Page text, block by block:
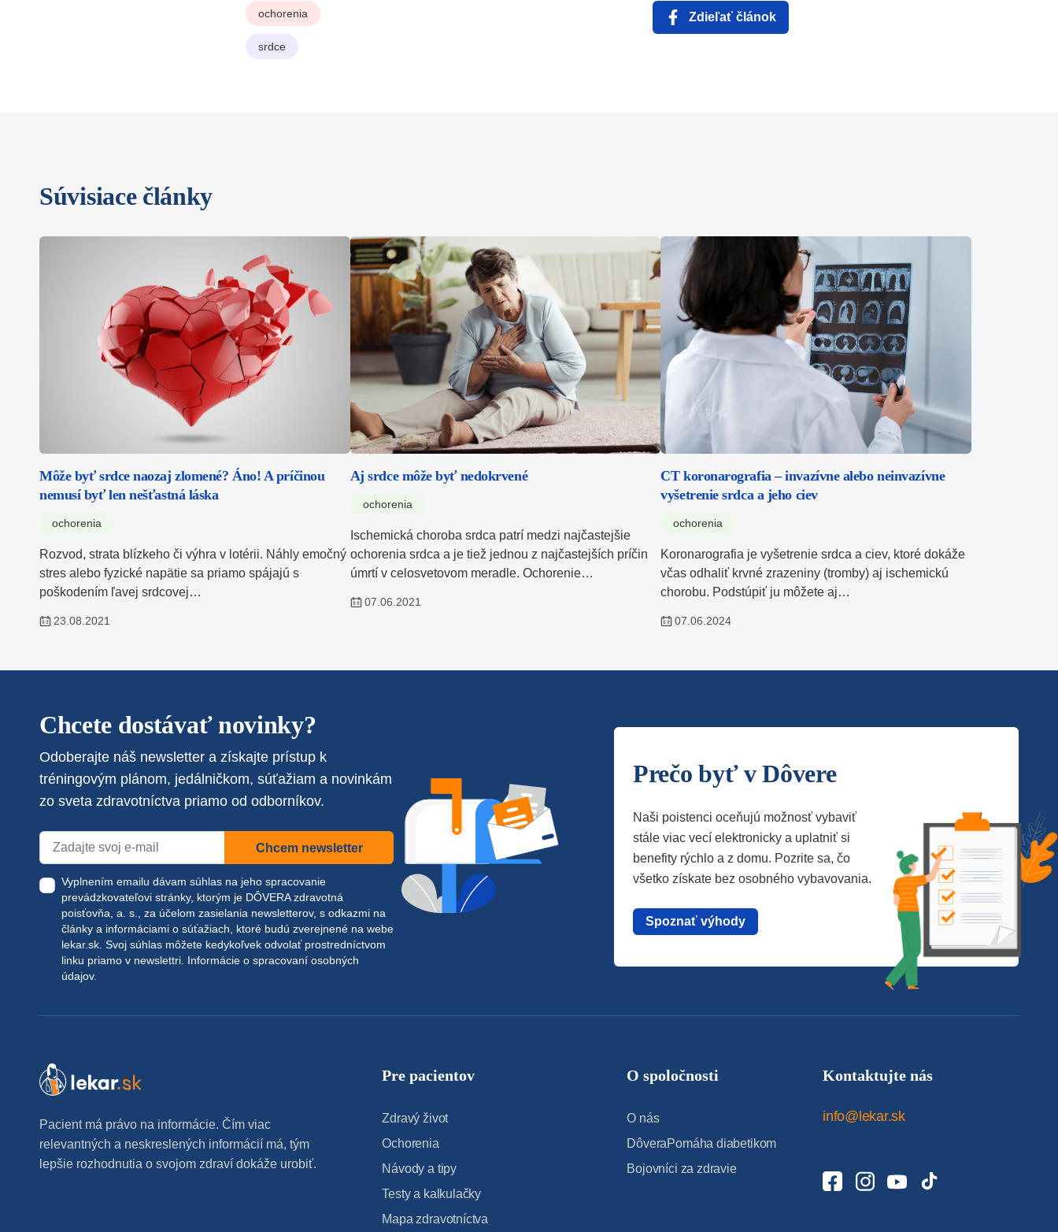
ochorenia Zdieľať článok
srdce
Súvisiace články
Môže byť srdce naozaj zlomené? Áno! A príčinou
nemusí byť len nešťastná láska
ochorenia
Rozvod, strata blízkeho či výhra v lotérii. Náhly emočný
stres alebo fyzické napätie sa priamo spájajú s
poškodením ľavej srdcovej…
23.08.2021
Aj srdce môže byť nedokrvené
ochorenia
Ischemická choroba srdca patrí medzi najčastejšie
ochorenia srdca a je tiež jednou z najčastejších príčin
úmrtí v celosvetovom meradle. Ochorenie…
07.06.2021
CT koronarografia – invazívne alebo neinvazívne
vyšetrenie srdca a jeho ciev
ochorenia
Koronarografia je vyšetrenie srdca a ciev, ktoré dokáže
včas odhaliť krvné zrazeniny (tromby) aj ischemickú
chorobu. Podstúpiť ju môžete aj…
07.06.2024
Chcete dostávať novinky?
Odoberajte náš newsletter a získajte prístup k
tréningovým plánom, jedálničkom, súťažiam a novinkám
zo sveta zdravotníctva priamo od odborníkov.
Chcem newsletter
Vyplnením emailu dávam súhlas na jeho spracovanie
prevádzkovateľovi stránky, ktorým je DÔVERA zdravotná
poisťovňa, a. s., za účelom zasielania newsletterov, s odkazmi na
články a informáciami o súťažiach, ktoré budú zverejnené na webe
lekar.sk. Svoj súhlas môžete kedykoľvek odvolať prostredníctvom
linku priamo v newslettri. Informácie o spracovaní osobných
údajov.
Prečo byť v Dôvere
Naši poistenci oceňujú možnosť vybaviť
stále viac vecí elektronicky a uplatniť si
benefity rýchlo a z domu. Pozrite sa, čo
všetko získate bez osobného vybavovania.
Spoznať výhody
Pacient má právo na informácie. Čím viac
relevantných a neskreslených informácií má, tým
lepšie rozhodnutia o svojom zdraví dokáže urobiť.
Pre pacientov
Zdravý život
Ochorenia
Návody a tipy
Testy a kalkulačky
Mapa zdravotníctva
O spoločnosti
O nás
DôveraPomáha diabetikom
Bojovníci za zdravie
Kontaktujte nás
info@lekar.sk